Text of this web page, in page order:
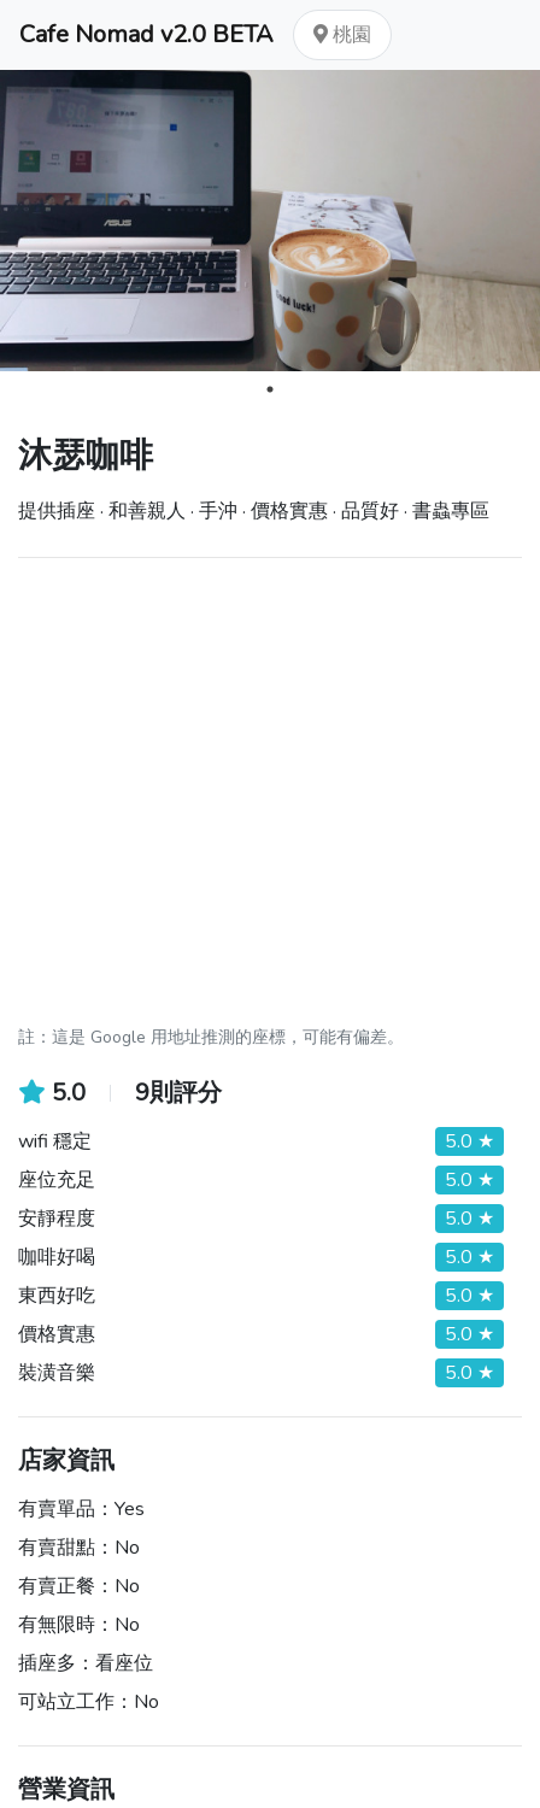
Cafe Nomad v2.0 BETA 桃園
沐瑟咖啡
提供插座 · 和善親人 · 手沖 · 價格實惠 · 品質好 · 書蟲專區
註：這是 Google 用地址推測的座標，可能有偏差。
5.0 9則評分
wifi 穩定
5.0 ★
座位充足
5.0 ★
安靜程度
5.0 ★
咖啡好喝
5.0 ★
東西好吃
5.0 ★
價格實惠
5.0 ★
裝潢音樂
5.0 ★
店家資訊
有賣單品： Yes
有賣甜點： No
有賣正餐： No
有無限時： No
插座多： 看座位
可站立工作： No
營業資訊